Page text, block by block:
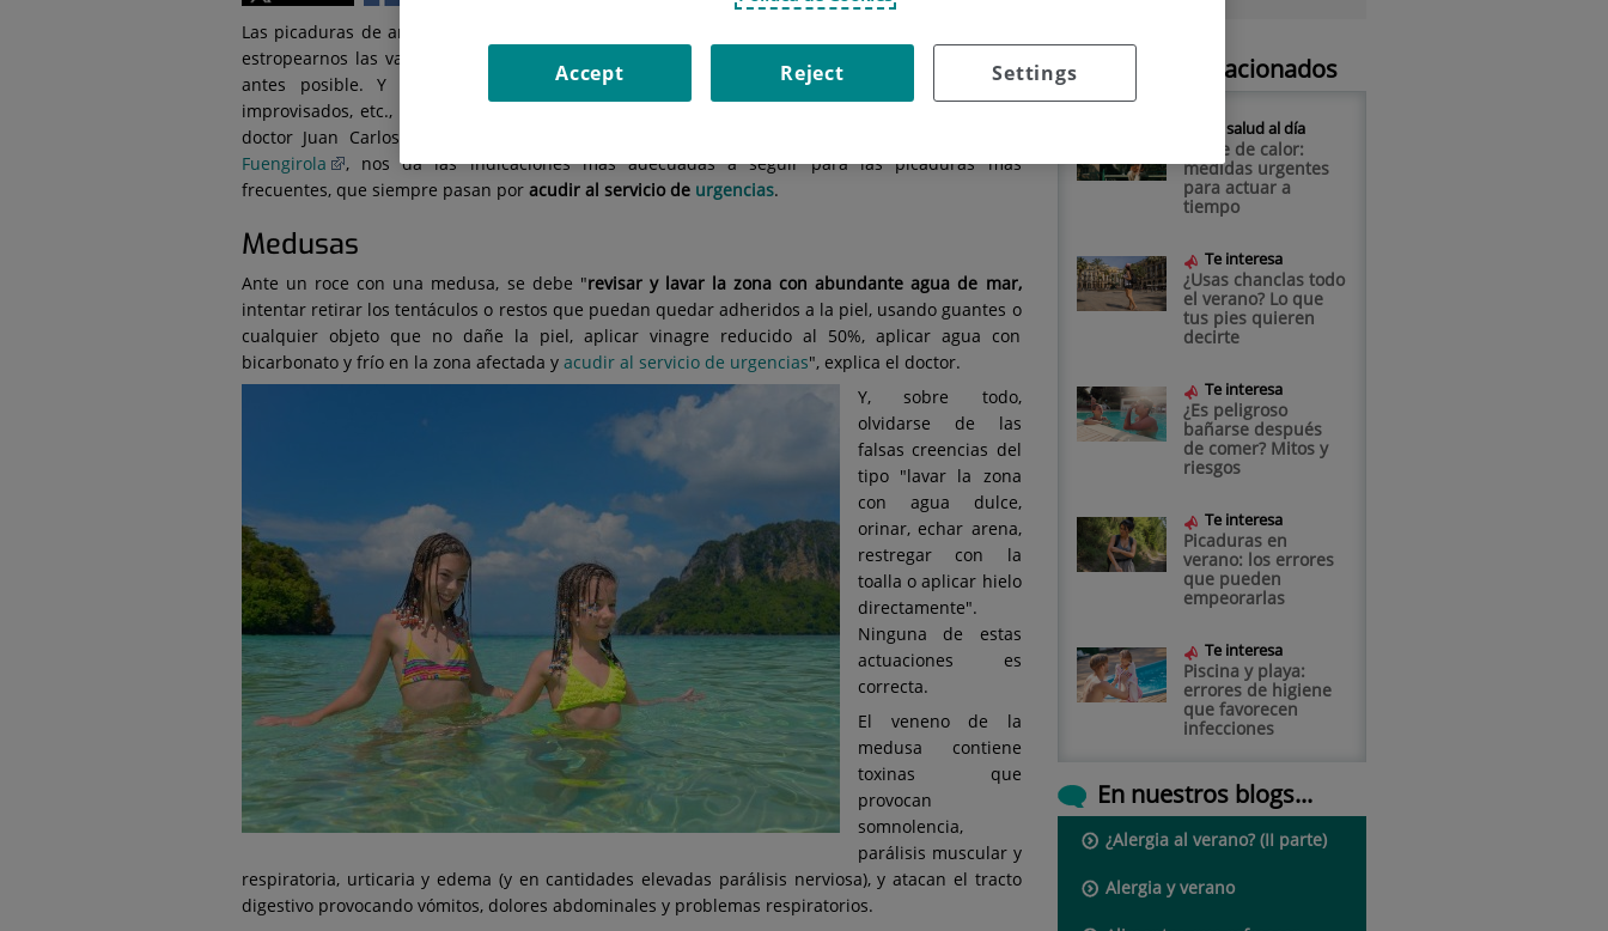
Las picaduras de animales marinos pueden suponer un problema en verano e incluso llegar a
estropearnos las vacaciones. Por eso es importante saber cómo actuar y frenar sus efectos lo
antes posible. Y también descartar muchos mitos sobre curaciones caseras, remedios
improvisados, etc., que pueden llegar a ser casi más perjudiciales que la propia picadura. El
doctor Juan Carlos Galindo, jefe del servicio de
Fuengirola
, nos da las indicaciones más adecuadas a seguir para las picaduras más
frecuentes, que siempre pasan por acudir al servicio de urgencias.
Medusas
Ante un roce con una medusa, se debe "revisar y lavar la zona con abundante agua de mar,
intentar retirar los tentáculos o restos que puedan quedar adheridos a la piel, usando guantes o
cualquier objeto que no dañe la piel, aplicar vinagre reducido al 50%, aplicar agua con
bicarbonato y frío en la zona afectada y acudir al servicio de urgencias", explica el doctor.
Y, sobre todo,
olvidarse de las
falsas creencias del
tipo "lavar la zona
con agua dulce,
orinar, echar arena,
restregar con la
toalla o aplicar hielo
directamente".
Ninguna de estas
actuaciones es
correcta.
El veneno de la
medusa contiene
toxinas que
provocan
somnolencia,
parálisis muscular y
respiratoria, urticaria y edema (y en cantidades elevadas parálisis nerviosa), y atacan el tracto
digestivo provocando vómitos, dolores abdominales y problemas respiratorios.
Artículos relacionados
Tu salud al día
Golpe de calor:
medidas urgentes
para actuar a
tiempo
Te interesa
¿Usas chanclas todo
el verano? Lo que
tus pies quieren
decirte
Te interesa
¿Es peligroso
bañarse después
de comer? Mitos y
riesgos
Te interesa
Picaduras en
verano: los errores
que pueden
empeorarlas
Te interesa
Piscina y playa:
errores de higiene
que favorecen
infecciones
En nuestros blogs...
¿Alergia al verano? (II parte)
Alergia y verano
Settings
Reject
Accept